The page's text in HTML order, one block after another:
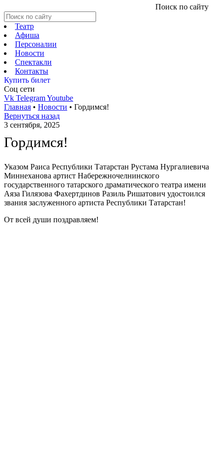
Поиск по сайту
Театр
Афиша
Персоналии
Новости
Спектакли
Контакты
Купить билет
Соц cети
Vk TelegramYoutube
Главная • Новости • Гордимся!
Вернуться назад
3 сентября, 2025
Гордимся!
Указом Раиса Республики Татарстан Рустама Нургалиевича
Миннеханова артист Набережночелнинского
государственного татарского драматического театра имени
Аяза Гилязова Фахертдинов Разиль Ришатович удостоился
звания заслуженного артиста Республики Татарстан!
От всей души поздравляем!